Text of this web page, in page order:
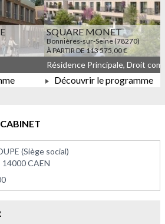
€
SQUARE MONET
Bonnières-sur-Seine (78270)
À PARTIR DE 113 575,00 €
Découvrir le programme
(Siège social)
14000 CAEN